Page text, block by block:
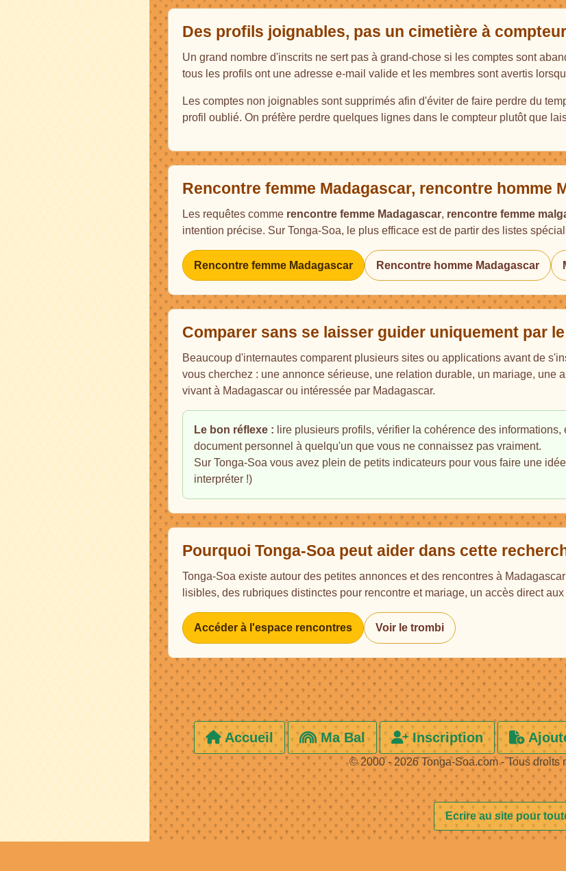
Des profils joignables, pas un cimetière à
Un grand nombre d'inscrits ne sert pas à grand-chose si les comptes sont
tous les profils ont une adresse e-mail valide et les membres sont avertis
Les comptes non joignables sont supprimés afin d'éviter de faire perdre du
profil oublié. On préfère perdre quelques lignes dans le compteur plutôt que
Rencontre femme Madagascar, rencontre homme
Les requêtes comme rencontre femme Madagascar, rencontre femme
intention précise. Sur Tonga-Soa, le plus efficace est de partir des listes
Rencontre femme Madagascar Rencontre homme Madagascar
Comparer sans se laisser guider uniquement par
Beaucoup d'internautes comparent plusieurs sites ou applications avant de
vous cherchez : une annonce sérieuse, une relation durable, un mariage,
vivant à Madagascar ou intéressée par Madagascar.
Le bon réflexe : lire plusieurs profils, vérifier la cohérence des
document personnel à quelqu'un que vous ne connaissez pas vraiment.
Sur Tonga-Soa vous avez plein de petits indicateurs pour vous faire une
interpréter !)
Pourquoi Tonga-Soa peut aider dans cette
Tonga-Soa existe autour des petites annonces et des rencontres à
lisibles, des rubriques distinctes pour rencontre et mariage, un accès direct
Accéder à l'espace rencontres Voir le trombi
Accueil Ma Bal Inscription
© 2000 - 2026 Tonga-Soa.com - Tous droits
Ecrire au site pour